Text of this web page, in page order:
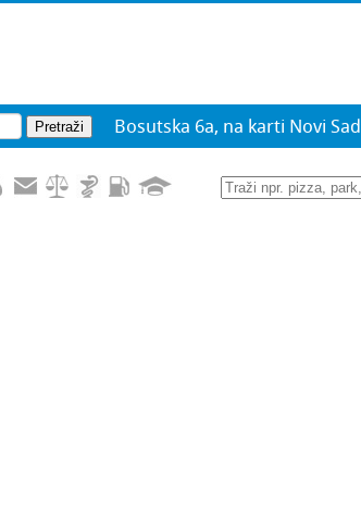
Bosutska 6a, na karti Novi Sad